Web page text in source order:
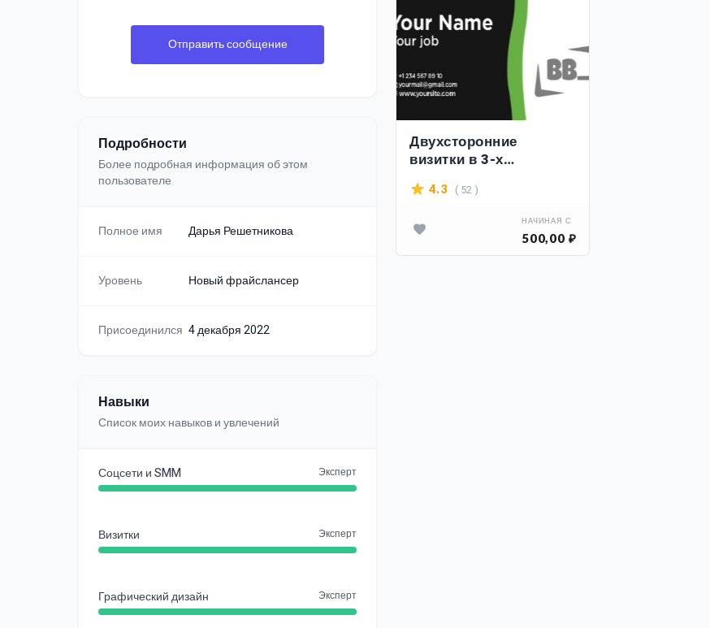
Отправить сообщение
Подробности
Более подробная информация об этом
пользователе
Полное имя Дарья Решетникова
Уровень Новый фрайслансер
Присоединился 4 декабря 2022
Навыки
Список моих навыков и увлечений
Соцсети и SMM Эксперт
Визитки Эксперт
Графический дизайн Эксперт
Двухсторонние
визитки в 3-х
экземплярах для
быстрой печати
4.3 ( 52 )
НАЧИНАЯ С
500,00 ₽